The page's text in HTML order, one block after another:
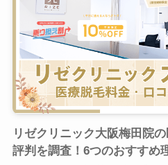
リゼクリニック大阪梅田院
評判を調査！6つのおすすめ